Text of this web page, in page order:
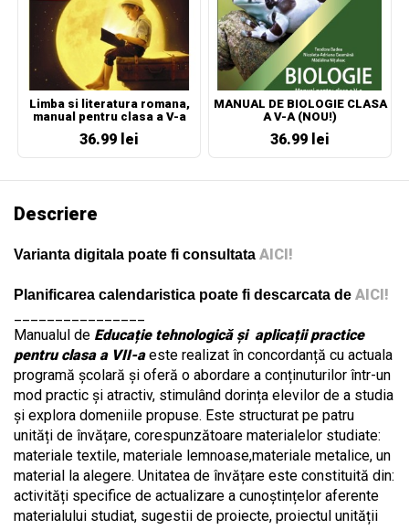
Limba si literatura romana,
manual pentru clasa a V-a
36.99 lei
MANUAL DE BIOLOGIE CLASA
A V-A (NOU!)
36.99 lei
Descriere
Varianta digitala poate fi consultata AICI!
Planificarea calendaristica poate fi descarcata de AICI!
Manualul de Educație tehnologică și aplicații practice
pentru clasa a VII-aeste realizat în concordanță cu actuala
programă școlară și oferă o abordare a conținuturilor într-un
mod practic și atractiv, stimulând dorința elevilor de a studia
și explora domeniile propuse. Este structurat pe patru
unități de învățare, corespunzătoare materialelor studiate:
materiale textile, materiale lemnoase,materiale metalice, un
material la alegere. Unitatea de învățare este constituită din:
activități specifice de actualizare a cunoștințelor aferente
materialului studiat, sugestii de proiecte, proiectul unității